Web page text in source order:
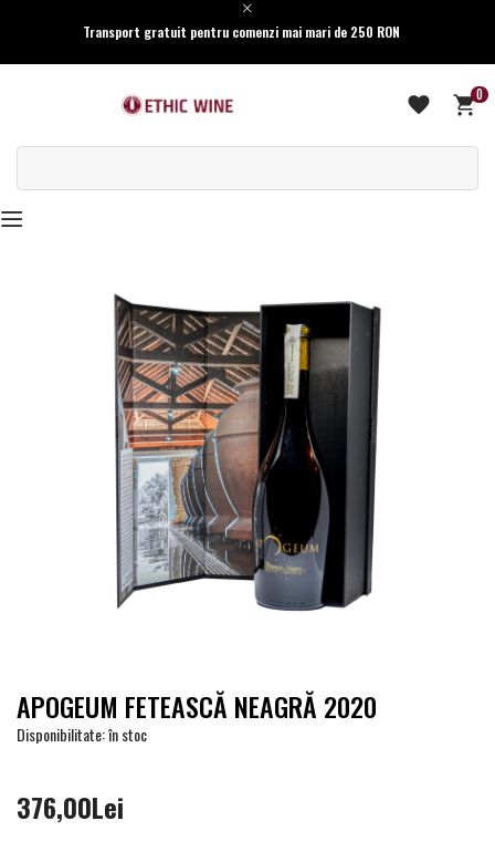
Transport gratuit pentru comenzi mai mari de 250 RON
0
APOGEUM FETEASCĂ NEAGRĂ 2020
Disponibilitate: în stoc
376,00Lei